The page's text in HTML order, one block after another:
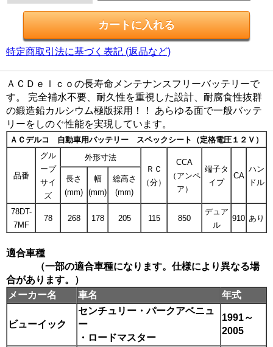
特定商取引法に基づく表記 (返品など)
ＡＣＤｅｌｃｏの長寿命メンテナンスフリーバッテリーで
す。 完全補水不要、耐久性を重視した設計、耐腐食性抜群
の鍛造鉛カルシウム極版採用！！ あらゆる面で一般バッテ
リーをしのぐ性能を実現しています。
ＡＣデルコ 自動車用バッテリー スペックシート（定格電圧１２Ｖ）
品番
グル
ープ
サイ
ズ
外形寸法
ＲＣ
（分）
CCA
（アンペ
ア）
端子タ
イプ
CA
ハン
ドル
長さ
(mm)
幅
(mm)
総高さ
(mm)
78DT-
7MF
78 268 178 205 115 850
デュア
ル
910 あり
適合車種
（一部の適合車種になります。仕様により異なる場
合があります。）
メーカー名
車名 年式
ビューイック
センチュリー・パークアベニュ
ー
・ロードマスター
1991～
2005